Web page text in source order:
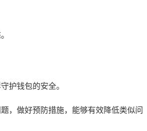
护钱包的安全。
，做好预防措施，能够有效降低类似问